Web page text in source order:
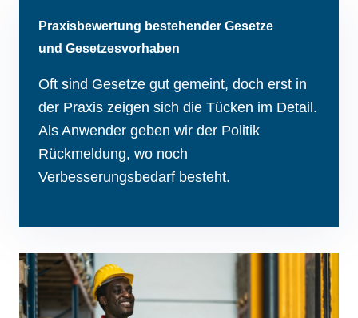
Praxisbewertung bestehender Gesetze
und Gesetzesvorhaben
Oft sind Gesetze gut gemeint, doch erst in
der Praxis zeigen sich die Tücken im Detail.
Als Anwender geben wir der Politik
Rückmeldung, wo noch
Verbesserungsbedarf besteht.